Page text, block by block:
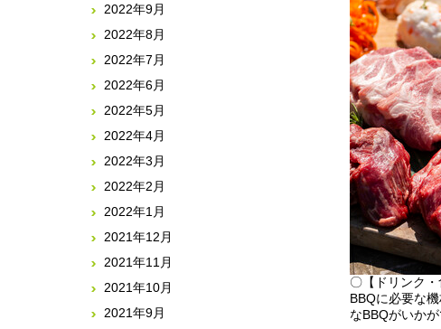
〇【ドリンク
BBQに必要な
なBBQがいか
2022年9月
2022年8月
2022年7月
2022年6月
2022年5月
2022年4月
2022年3月
2022年2月
2022年1月
2021年12月
2021年11月
2021年10月
2021年9月